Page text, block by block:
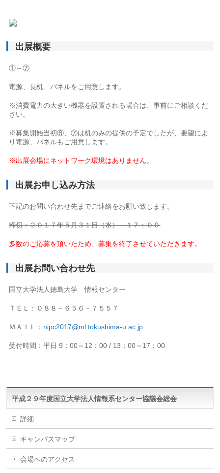
出展概要
①～⑦
電源、長机、パネルをご用意します。
※消費電力の大きい機器を設置される場合は、事前にご相談くだ
さい。
※募集開始当初⑥、⑦は机のみの提供の予定でしたが、要望によ
り電源、パネルもご用意します。
※出展会場にネットワーク環境はありません。
出展お申し込み方法
下記のお問い合わせ先までご連絡をお願い致します。
締切：２０１７年５月３１日（水） １７：００
多数のご応募を頂いたため、募集を終了させていただきます。
出展お問い合わせ先
国立大学法人徳島大学 情報センター
ＴＥＬ：０８８－６５６－７５５７
ＭＡＩＬ： nipc2017@ml.tokushima-u.ac.jp
受付時間：平日 9：00～12：00 / 13：00～17：00
平成２９年度国立大学法人情報系センター協議会総会
詳細
キャンパスマップ
会場へのアクセス